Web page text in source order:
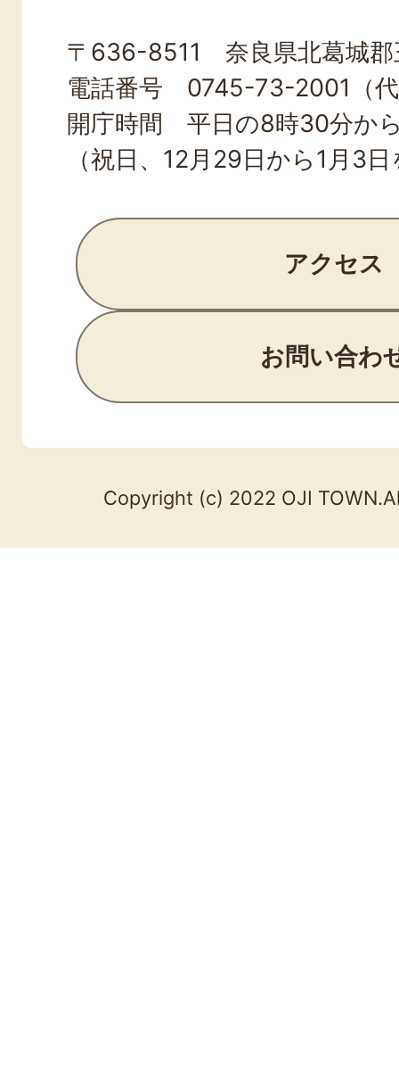
TOWN
〒636-8511 奈良県北葛城郡
電話番号 0745-73-2001（
開庁時間 平日の8時30分か
（祝日、12月29日から1月3
アクセス
お問い合わ
Copyright (c) 2022 OJI